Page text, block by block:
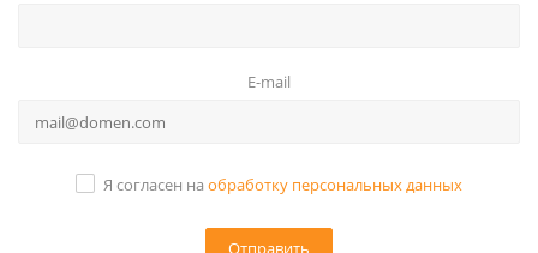
E-mail
Я согласен на обработку персональных данных